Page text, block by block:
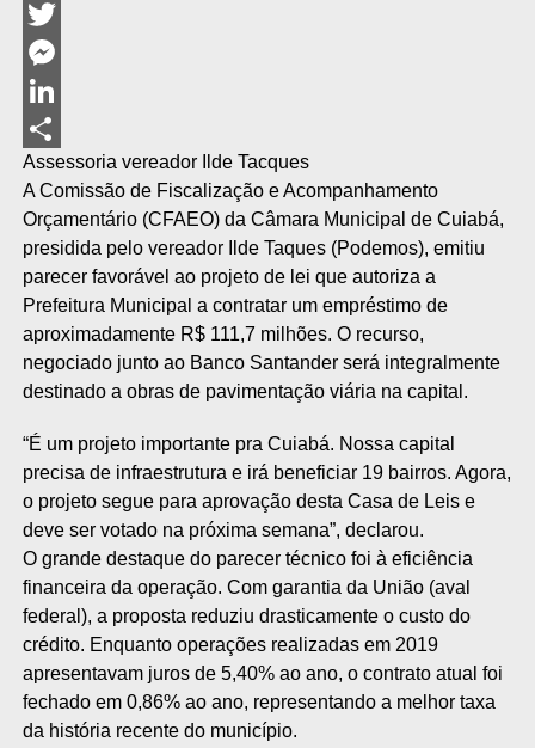
Facebook
Twitter
Messenger
LinkedIn
Share
Assessoria vereador Ilde Tacques
A Comissão de Fiscalização e Acompanhamento
Orçamentário (CFAEO) da Câmara Municipal de Cuiabá,
presidida pelo vereador Ilde Taques (Podemos), emitiu
parecer favorável ao projeto de lei que autoriza a
Prefeitura Municipal a contratar um empréstimo de
aproximadamente R$ 111,7 milhões. O recurso,
negociado junto ao Banco Santander será integralmente
destinado a obras de pavimentação viária na capital.
“É um projeto importante pra Cuiabá. Nossa capital
precisa de infraestrutura e irá beneficiar 19 bairros. Agora,
o projeto segue para aprovação desta Casa de Leis e
deve ser votado na próxima semana”, declarou.
O grande destaque do parecer técnico foi à eficiência
financeira da operação. Com garantia da União (aval
federal), a proposta reduziu drasticamente o custo do
crédito. Enquanto operações realizadas em 2019
apresentavam juros de 5,40% ao ano, o contrato atual foi
fechado em 0,86% ao ano, representando a melhor taxa
da história recente do município.